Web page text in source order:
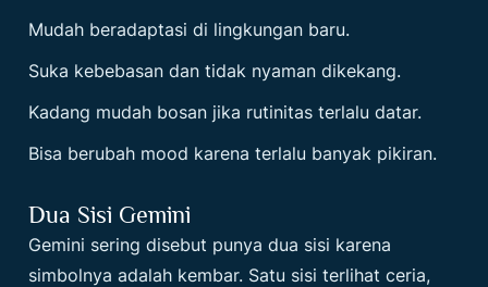
Mudah beradaptasi di lingkungan baru.
Suka kebebasan dan tidak nyaman dikekang.
Kadang mudah bosan jika rutinitas terlalu datar.
Bisa berubah mood karena terlalu banyak pikiran.
Dua Sisi Gemini
Gemini sering disebut punya dua sisi karena
simbolnya adalah kembar. Satu sisi terlihat ceria,